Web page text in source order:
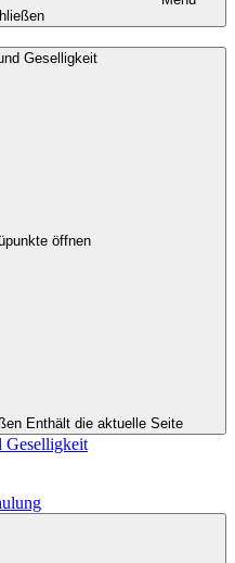
Geselligkeit
öffnen
Enthält die aktuelle Seite
Geselligkeit